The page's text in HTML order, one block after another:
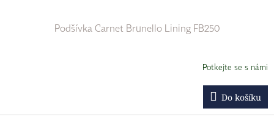
Podšívka Carnet Brunello Lining FB250
Potkejte se s námi
Do košíku